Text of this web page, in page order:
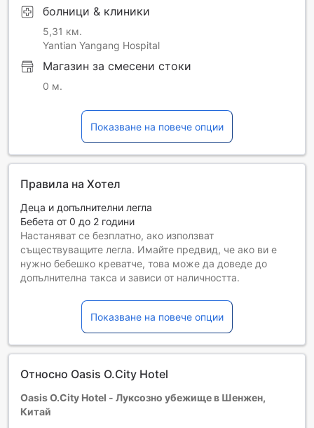
болници & клиники
5,31 км.
Yantian Yangang Hospital
Магазин за смесени стоки
0 м.
Показване на повече опции
Правила на Хотел
Деца и допълнителни легла
Бебета от 0 до 2 години
Настаняват се безплатно, ако използват
съществуващите легла. Имайте предвид, че ако ви е
нужно бебешко креватче, това може да доведе до
допълнителна такса и зависи от наличността.
Необходимо е да използват съществуващите легла
Гостите, навършили {0} години, се считат за възрастни
Възможността за допълнителни легла зависи от
избрания тип стая. За повече информация вижте
При резервиране на повече от 5 стаи е възможно да се
Показване на повече опции
Относно Oasis O.City Hotel
Oasis O.City Hotel - Луксозно убежище в Шeнжeн,
Китай